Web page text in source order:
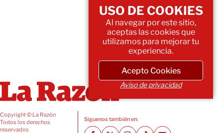
Copyright © La Razón
Todos los derechos
reservados
Siguenos también en:
USO DE COOKIES
Al navegar por este sitio,
aceptas las cookies que
utilizamos para mejorar tu
experiencia.
Acepto Cookies
Aviso de privacidad